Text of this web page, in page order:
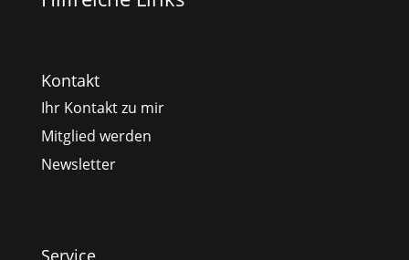
Kontakt
Ihr Kontakt zu mir
Mitglied werden
Newsletter